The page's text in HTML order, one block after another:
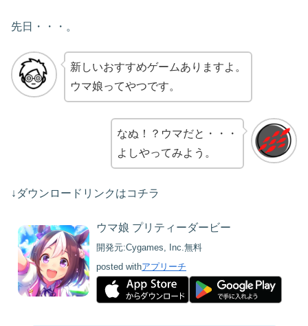
先日・・・。
新しいおすすめゲームありますよ。
ウマ娘ってやつです。
なぬ！？ウマだと・・・
よしやってみよう。
↓ダウンロードリンクはコチラ
ウマ娘 プリティーダービー
開発元:Cygames, Inc.無料
posted withアプリーチ